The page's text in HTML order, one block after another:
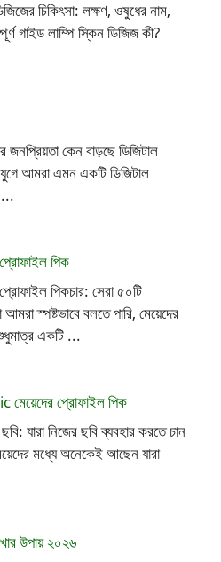
চিকিৎসা: লক্ষণ, ওষুধের নাম,
গাইড লাম্পি স্কিন ডিজিজ কী?
জনপ্রিয়তা কেন বাড়ছে ডিজিটাল
যুগে আমরা এমন একটি ডিজিটাল
...
পিক
পিকচার: সেরা ৫০টি
স্পষ্টভাবে বলতে পারি, মেয়েদের
একটি ...
প্রোফাইল পিক
যারা নিজের ছবি ব্যবহার করতে চান
মধ্যে অনেকেই আছেন যারা
উপায় ২০২৬